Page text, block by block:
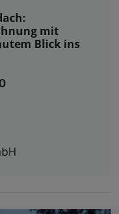
mit
Blick ins